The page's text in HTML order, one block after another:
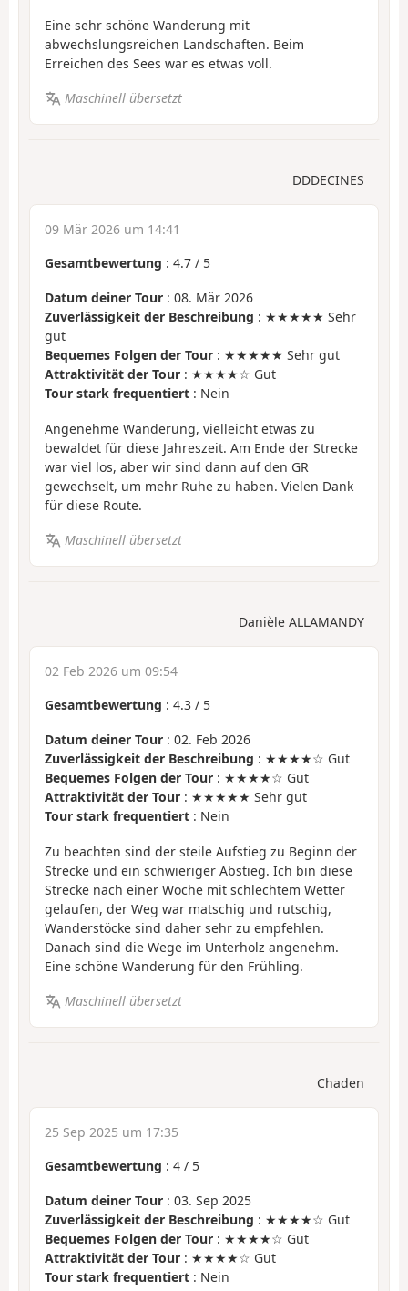
Eine sehr schöne Wanderung mit
abwechslungsreichen Landschaften. Beim
Erreichen des Sees war es etwas voll.
Maschinell übersetzt
DDDECINES
09 Mär 2026 um 14:41
Gesamtbewertung : 4.7 / 5
Datum deiner Tour : 08. Mär 2026
Zuverlässigkeit der Beschreibung : ★★★★★ Sehr
gut
Bequemes Folgen der Tour : ★★★★★ Sehr gut
Attraktivität der Tour : ★★★★☆ Gut
Tour stark frequentiert : Nein
Angenehme Wanderung, vielleicht etwas zu
bewaldet für diese Jahreszeit. Am Ende der Strecke
war viel los, aber wir sind dann auf den GR
gewechselt, um mehr Ruhe zu haben. Vielen Dank
für diese Route.
Maschinell übersetzt
Danièle ALLAMANDY
02 Feb 2026 um 09:54
Gesamtbewertung : 4.3 / 5
Datum deiner Tour : 02. Feb 2026
Zuverlässigkeit der Beschreibung : ★★★★☆ Gut
Bequemes Folgen der Tour : ★★★★☆ Gut
Attraktivität der Tour : ★★★★★ Sehr gut
Tour stark frequentiert : Nein
Zu beachten sind der steile Aufstieg zu Beginn der
Strecke und ein schwieriger Abstieg. Ich bin diese
Strecke nach einer Woche mit schlechtem Wetter
gelaufen, der Weg war matschig und rutschig,
Wanderstöcke sind daher sehr zu empfehlen.
Danach sind die Wege im Unterholz angenehm.
Eine schöne Wanderung für den Frühling.
Maschinell übersetzt
Chaden
25 Sep 2025 um 17:35
Gesamtbewertung : 4 / 5
Datum deiner Tour : 03. Sep 2025
Zuverlässigkeit der Beschreibung : ★★★★☆ Gut
Bequemes Folgen der Tour : ★★★★☆ Gut
Attraktivität der Tour : ★★★★☆ Gut
Tour stark frequentiert : Nein